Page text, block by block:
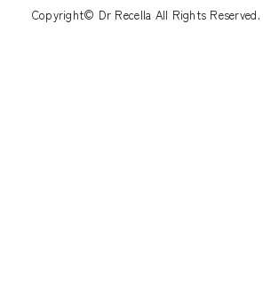
Copyright© Dr Recella All Rights Reserved.